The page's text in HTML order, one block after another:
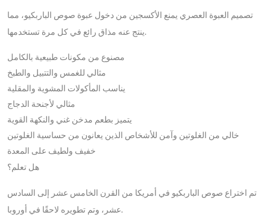
تصميم العبوة العصري يمنع الأكسجين من دخول عبوة صوص الباربكيو، مما
ينتج عنه مذاق رائع في كل مرة تستخدمها.
مصنوع من مكونات طبيعية بالكامل
مثالي للغمس والتتبيل والطبخ
يناسب المأكولات المشوية والمقلية
مثالي لأجنحة الدجاج
يتميز بطعم مدخن غني والنكهة القوية
خالي من الغلوتين وآمن للأشخاص الذين يعانون من حساسية الغلوتين
خفيف ولطيف على المعدة
هل تعلم؟
تم اختراع صوص الباربكيو في أمريكا من القرن الخامس عشر إلى السادس
عشر، وتم تطويره لاحقًا في أوروبا.